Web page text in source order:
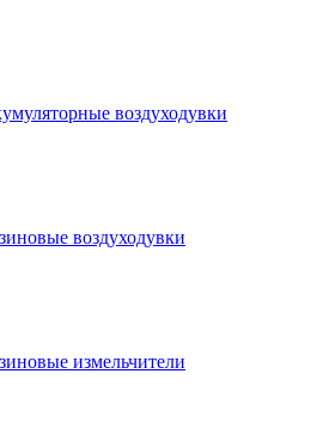
воздуходувки
воздуходувки
измельчители